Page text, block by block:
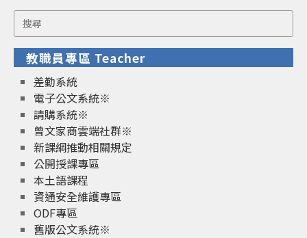
Search
for:
教職員專區 Teacher
差勤系統
電子公文系統※
請購系統※
曾文家商雲端社群※
新課綱推動相關規定
公開授課專區
本土語課程
資通安全維護專區
ODF專區
舊版公文系統※